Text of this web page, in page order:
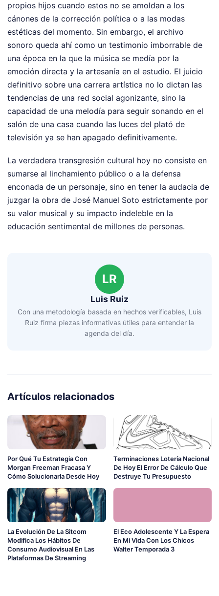
propios hijos cuando estos no se amoldan a los
cánones de la corrección política o a las modas
estéticas del momento. Sin embargo, el archivo
sonoro queda ahí como un testimonio imborrable de
una época en la que la música se medía por la
emoción directa y la artesanía en el estudio. El juicio
definitivo sobre una carrera artística no lo dictan las
tendencias de una red social agonizante, sino la
capacidad de una melodía para seguir sonando en el
salón de una casa cuando las luces del plató de
televisión ya se han apagado definitivamente.
La verdadera transgresión cultural hoy no consiste en
sumarse al linchamiento público o a la defensa
enconada de un personaje, sino en tener la audacia de
juzgar la obra de José Manuel Soto estrictamente por
su valor musical y su impacto indeleble en la
educación sentimental de millones de personas.
LR
Luis Ruiz
Con una metodología basada en hechos verificables, Luis
Ruiz firma piezas informativas útiles para entender la
agenda del día.
Artículos relacionados
Por Qué Tu Estrategia Con
Morgan Freeman Fracasa Y
Cómo Solucionarla Desde Hoy
Terminaciones Lotería Nacional
De Hoy El Error De Cálculo Que
Destruye Tu Presupuesto
La Evolución De La Sitcom
Modifica Los Hábitos De
Consumo Audiovisual En Las
Plataformas De Streaming
El Eco Adolescente Y La Espera
En Mi Vida Con Los Chicos
Walter Temporada 3